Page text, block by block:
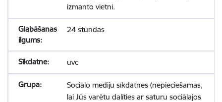
izmanto vietni.
24 stundas
uvc
Sociālo mediju sīkdatnes (nepieciešamas,
lai Jūs varētu dalīties ar saturu sociālajos